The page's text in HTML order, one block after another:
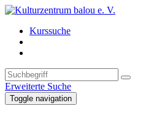
Kurssuche
Erweiterte Suche
Toggle navigation